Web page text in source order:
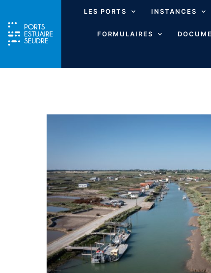
LES PORTS INSTANCES
FORMULAIRES